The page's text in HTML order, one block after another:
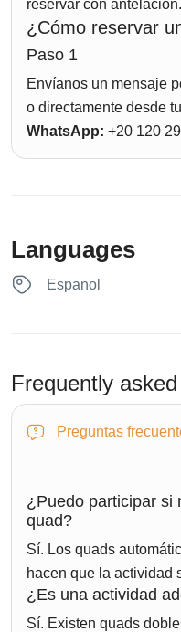
reservar con antelación.
¿Cómo reservar
Paso 1
Envíanos un mensaje
o directamente desde
WhatsApp: +20 120
Languages
Espanol
Frequently
Preguntas
¿Puedo participar si
quad?
Sí. Los quads
hacen que la actividad
¿Es una actividad
Sí. Existen quads